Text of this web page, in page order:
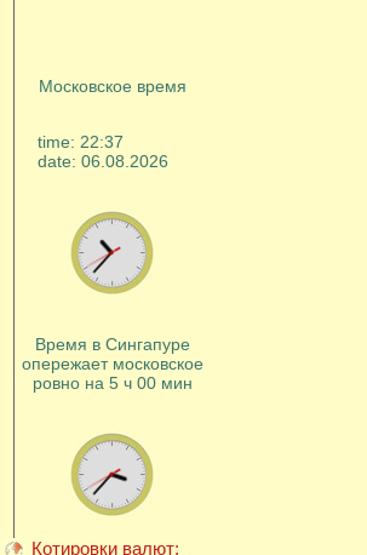
Московское время
time: 22:37
date: 06 08 2026
Время в Сингапуре
опережает московское
ровно на 5 ч 00 мин
Котировки валют: